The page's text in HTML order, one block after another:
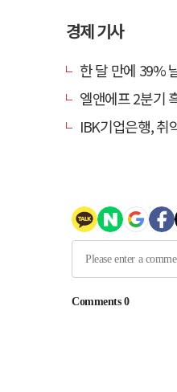
경제 기사
한 달 만에 39% 날
엘앤에프 2분기
IBK기업은행, 취약계층